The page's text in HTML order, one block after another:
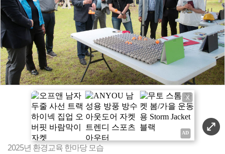
X
2025년 환경교육 한마당 모습